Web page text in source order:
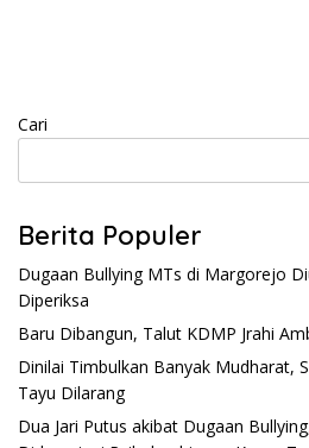
Cari
Berita Populer
Dugaan Bullying MTs di Margorejo
Diperiksa
Baru Dibangun, Talut KDMP Jrahi
Dinilai Timbulkan Banyak Mudharat,
Tayu Dilarang
Dua Jari Putus akibat Dugaan